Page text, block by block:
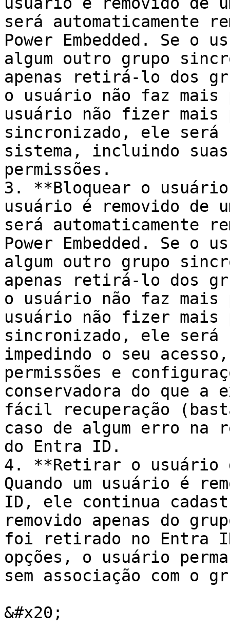
será automaticamente
Power Embedded. Se
algum outro grupo
apenas retirá-lo dos
o usuário não faz
usuário não fizer mais
sincronizado, ele será
sistema, incluindo
permissões.
3. **Bloquear o usuário
usuário é removido de
será automaticamente
Power Embedded. Se
algum outro grupo
apenas retirá-lo dos
o usuário não faz
usuário não fizer mais
sincronizado, ele será
impedindo o seu
permissões e
conservadora do que a
fácil recuperação
caso de algum erro na
do Entra ID.
4. **Retirar o usuário
Quando um usuário é
ID, ele continua
removido apenas do
foi retirado no Entra
opções, o usuário
sem associação com o
&#x20;